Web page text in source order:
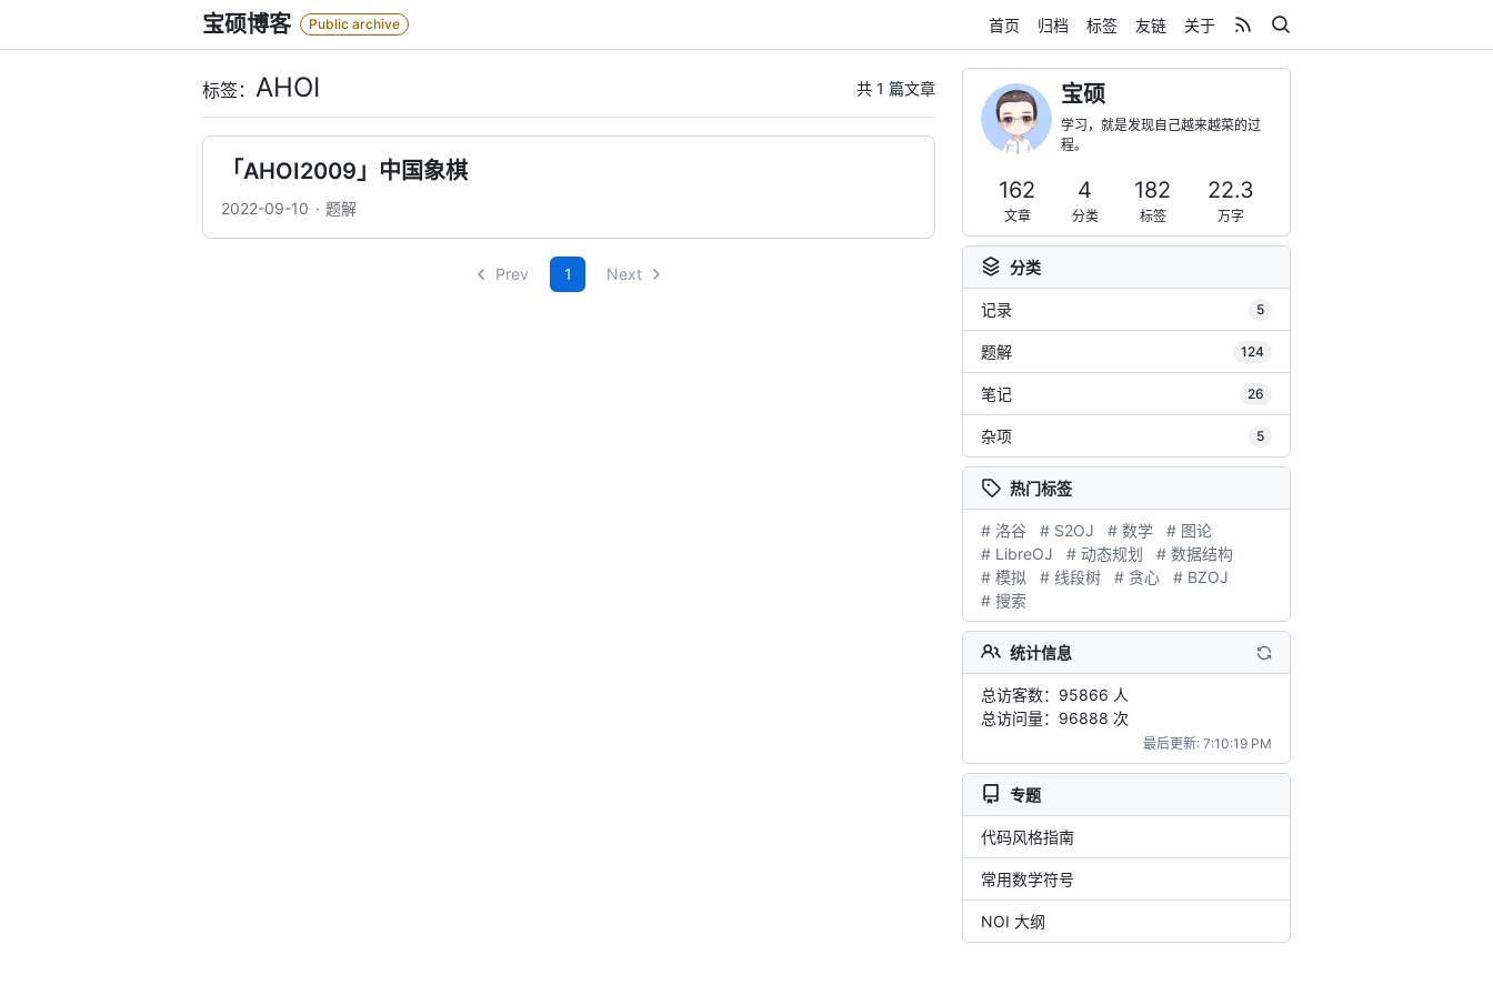
content
宝硕博客 Public archive 首页 归档 标签 友链 关于
标签： AHOI 共 1 篇文章
「AHOI2009」中国象棋
2022-09-10 题解
Prev 1 Next
宝硕
学习，就是发现自己越来越菜的过
程。
162
文章
4
分类
182
标签
22.3
万字
分类
记录 5
题解 124
笔记 26
杂项 5
热门标签
# 洛谷 # S2OJ # 数学
# 图论
# LibreOJ
# 动态规划
# 数据结构
# 模拟
# 线段树 # 贪心
# BZOJ
# 搜索
统计信息
总访客数：95866 人
总访问量：96888 次
最后更新: 7:10:19 PM
专题
代码风格指南
常用数学符号
NOI 大纲